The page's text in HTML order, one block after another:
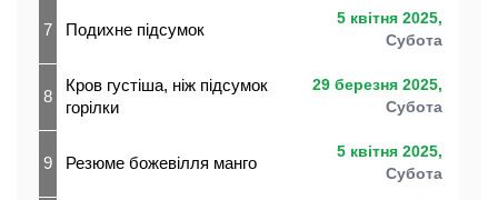
7 Подихне підсумок
5 квітня 2025,
Субота
8
Кров густіша, ніж підсумок
горілки
29 березня 2025,
Субота
9 Резюме божевілля манго
5 квітня 2025,
Субота